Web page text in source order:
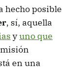
hecho posible
, sí, aquella
yuno que
en una